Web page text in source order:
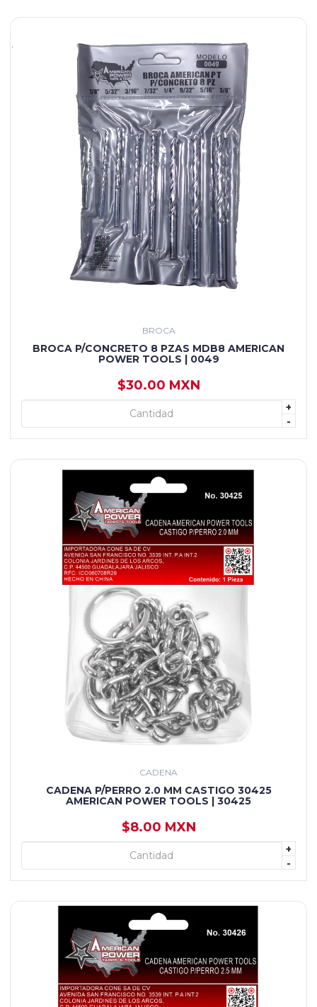
BROCA
BROCA P/CONCRETO 8 PZAS MDB8 AMERICAN
POWER TOOLS | 0049
$30.00 MXN
+
-
+ AGREGAR
CADENA
CADENA P/PERRO 2.0 MM CASTIGO 30425
AMERICAN POWER TOOLS | 30425
$8.00 MXN
+
-
+ AGREGAR